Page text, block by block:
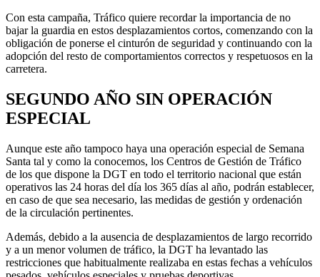
Con esta campaña, Tráfico quiere recordar la importancia de no
bajar la guardia en estos desplazamientos cortos, comenzando con la
obligación de ponerse el cinturón de seguridad y continuando con la
adopción del resto de comportamientos correctos y respetuosos en la
carretera.
SEGUNDO AÑO SIN OPERACIÓN
ESPECIAL
Aunque este año tampoco haya una operación especial de Semana
Santa tal y como la conocemos, los Centros de Gestión de Tráfico
de los que dispone la DGT en todo el territorio nacional que están
operativos las 24 horas del día los 365 días al año, podrán establecer,
en caso de que sea necesario, las medidas de gestión y ordenación
de la circulación pertinentes.
Además, debido a la ausencia de desplazamientos de largo recorrido
y a un menor volumen de tráfico, la DGT ha levantado las
restricciones que habitualmente realizaba en estas fechas a vehículos